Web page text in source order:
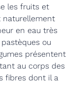
les fruits et
naturellement
en eau très
ou
présentent
au corps des
fibres dont il a